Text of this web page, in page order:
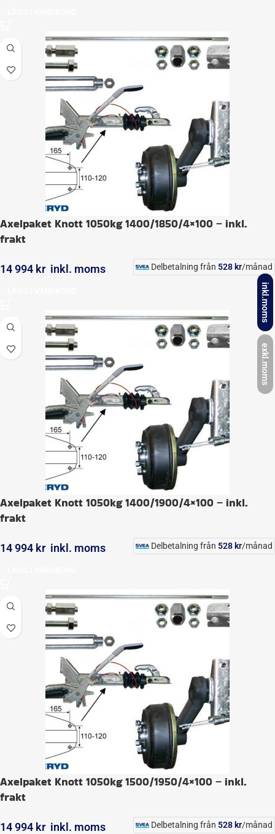
inkl.moms
exkl.moms
Axelpaket Knott 1050kg 1400/1850/4×100 – inkl.
frakt
14 994 kr inkl. moms Delbetalning från 528 kr/månad
Axelpaket Knott 1050kg 1400/1900/4×100 – inkl.
frakt
14 994 kr inkl. moms Delbetalning från 528 kr/månad
Axelpaket Knott 1050kg 1500/1950/4×100 – inkl.
frakt
14 994 kr inkl. moms Delbetalning från 528 kr/månad